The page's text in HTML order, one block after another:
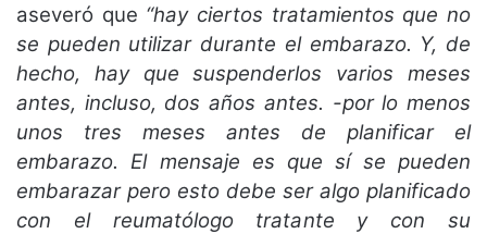
aseveró que “hay ciertos tratamientos que no
se pueden utilizar durante el embarazo. Y, de
hecho, hay que suspenderlos varios meses
antes, incluso, dos años antes. -por lo menos
unos tres meses antes de planificar el
embarazo. El mensaje es que sí se pueden
embarazar pero esto debe ser algo planificado
con el reumatólogo tratante y con su